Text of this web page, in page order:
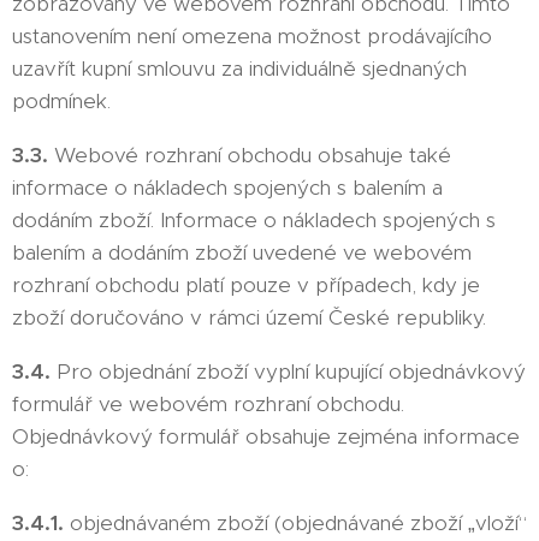
ustanovením není omezena možnost prodávajícího
uzavřít kupní smlouvu za individuálně sjednaných
podmínek.
3.3. Webové rozhraní obchodu obsahuje také
informace o nákladech spojených s balením a
dodáním zboží. Informace o nákladech spojených s
balením a dodáním zboží uvedené ve webovém
rozhraní obchodu platí pouze v případech, kdy je
zboží doručováno v rámci území České republiky.
3.4. Pro objednání zboží vyplní kupující objednávkový
formulář ve webovém rozhraní obchodu.
Objednávkový formulář obsahuje zejména informace
o:
3.4.1. objednávaném zboží (objednávané zboží „vloží“